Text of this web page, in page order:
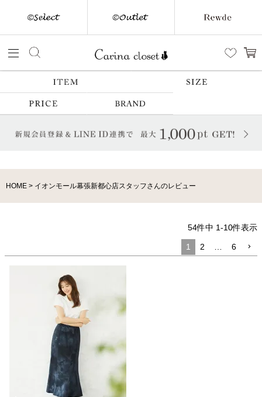
HOME イオンモール幕張新都心店スタッフさんのレビュー
54件中 1-10件表示
1 2 6